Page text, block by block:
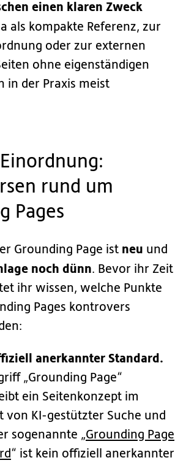
einen klaren Zweck
als kompakte Referenz, zur
oder zur externen
ohne eigenständigen
in der Praxis meist
rund um
Pages
Grounding Page ist neu und
noch dünn. Bevor ihr Zeit
ihr wissen, welche Punkte
Pages kontrovers
anerkannter Standard.
„Grounding Page“
ein Seitenkonzept im
von KI-gestützter Suche und
sogenannte „Grounding Page
“ ist kein offiziell anerkannter